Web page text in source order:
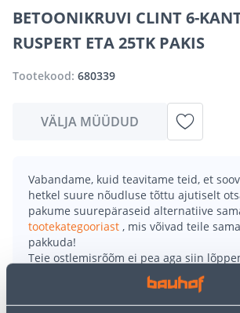
BETOONIKRUVI CLINT 6-
RUSPERT ETA 25TK PAKIS
Tootekood: 680339
VÄLJA MÜÜDUD
Vabandame, kuid teavitame teid, et
hetkel suure nõudluse tõttu ajutiselt
pakume suurepäraseid alternatiive
tootekategooriast , mis võivad teile
pakkuda!
Teie ostlemisrõõm ei pea aga siin
uurimistööd saate jätkata, naastes
kasutades meie võimsat
veelgi meelepärasemad valikuid. Head